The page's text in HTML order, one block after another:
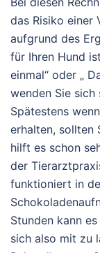
das Risiko einer
aufgrund des
für Ihren Hund
einmal“ oder „
wenden Sie sich
Spätestens
erhalten, sollten
hilft es schon
der
funktioniert in
Stunden kann
sich also mit zu